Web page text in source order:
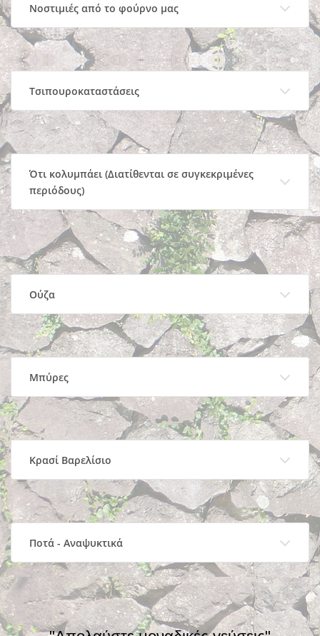
Νοστιμιές από το φούρνο μας
Τσιπουροκαταστάσεις
Ότι κολυμπάει (Διατίθενται σε συγκεκριμένες
περιόδους)
Ούζα
Μπύρες
Κρασί Βαρελίσιο
Ποτά - Αναψυκτικά